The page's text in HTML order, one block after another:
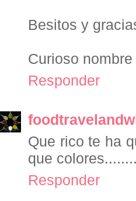
Besitos y
Curioso nombre
Responder
Que rico te ha
que
Responder